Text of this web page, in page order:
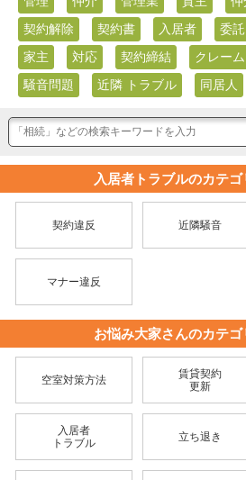
契約解除
契約書 入居者 委託
家主
対応 契約締結 クレーム
騒音問題
近隣 トラブル 同居人
入居者トラブルのカテ
契約違反 近隣騒音
マナー違反
お悩み大家さんのカテ
空室対策方法
賃貸契約
更新
入居者
トラブル
立ち退き